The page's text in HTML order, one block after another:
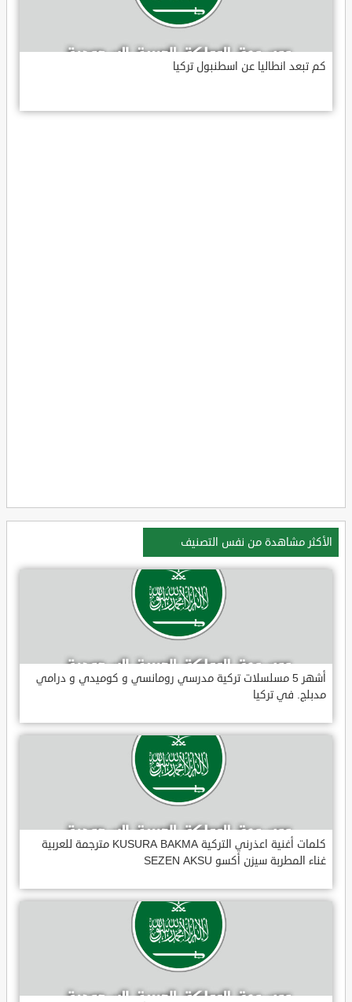
كم تبعد انطاليا عن اسطنبول تركيا
الأكثر مشاهدة من نفس التصنيف
أشهر 5 مسلسلات تركية مدرسي رومانسي و كوميدي و درامي
مدبلج. في تركيا
كلمات أغنية اعذرني التركية KUSURA BAKMA مترجمة للعربية
غناء المطربة سيزن أكسو SEZEN AKSU